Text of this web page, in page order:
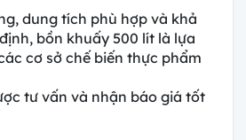
dung tích phù hợp và khả
bồn khuấy 500 lít là lựa
cơ sở chế biến thực phẩm
tư vấn và nhận báo giá tốt